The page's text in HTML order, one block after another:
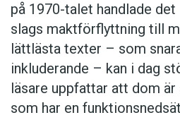
på 1970-talet handlade
slags maktförflyttning till
lättlästa texter – som
inkluderande – kan i dag
läsare uppfattar att dom
som har en